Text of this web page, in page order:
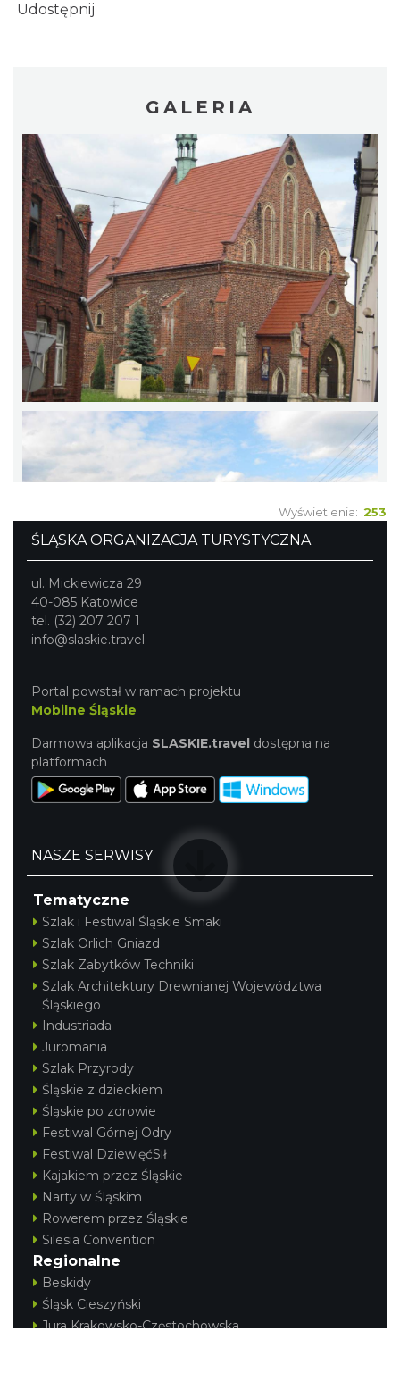
Udostępnij
GALERIA
Wyświetlenia: 253
ŚLĄSKA ORGANIZACJA TURYSTYCZNA
ul. Mickiewicza 29
40-085 Katowice
tel. (32) 207 207 1
info@slaskie.travel
Portal powstał w ramach projektu
Mobilne Śląskie
Darmowa aplikacja SLASKIE.travel dostępna na
platformach
NASZE SERWISY
Tematyczne
Szlak i Festiwal Śląskie Smaki
Szlak Orlich Gniazd
Szlak Zabytków Techniki
Szlak Architektury Drewnianej Województwa
Śląskiego
Industriada
Juromania
Szlak Przyrody
Śląskie z dzieckiem
Śląskie po zdrowie
Festiwal Górnej Odry
Festiwal DziewięćSił
Kajakiem przez Śląskie
Narty w Śląskim
Rowerem przez Śląskie
Silesia Convention
Regionalne
Beskidy
Śląsk Cieszyński
Jura Krakowsko-Częstochowska